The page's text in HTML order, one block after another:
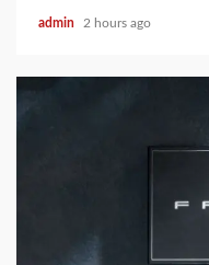
admin 2 hours ago